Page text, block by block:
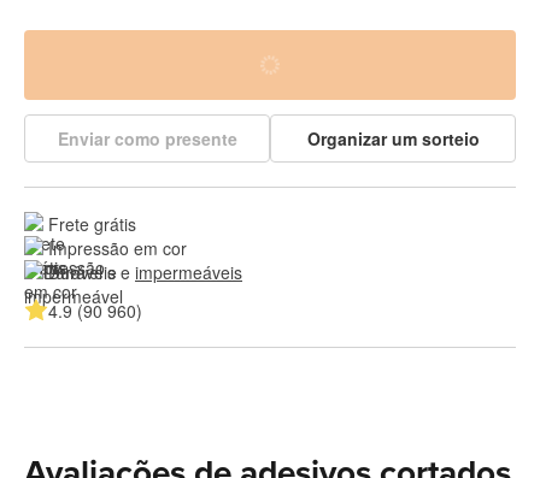
Enviar como presente Organizar um sorteio
Frete grátis
Impressão em cor
Duráveis e impermeáveis
4.9 (90 960)